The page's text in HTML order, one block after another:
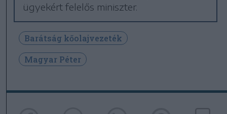
ügyekért felelős miniszter.
Barátság kőolajvezeték
Magyar Péter